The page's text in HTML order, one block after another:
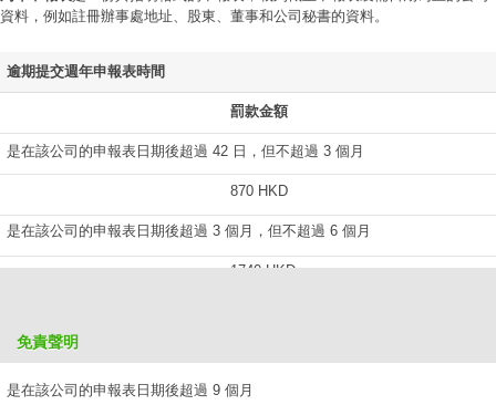
資料，例如註冊辦事處地址、股東、董事和公司秘書的資料。
逾期提交週年申報表時間
罰款金額
是在該公司的申報表日期後超過 42 日，但不超過 3 個月
870 HKD
是在該公司的申報表日期後超過 3 個月，但不超過 6 個月
1740 HKD
是在該公司的申報表日期後超過 9 個月
免責聲明